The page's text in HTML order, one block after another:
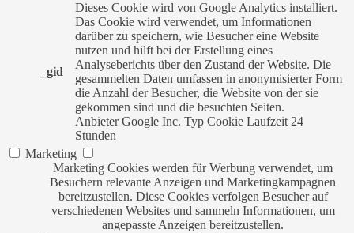
_gid
Dieses Cookie wird von Google Analytics installiert.
Das Cookie wird verwendet, um Informationen
darüber zu speichern, wie Besucher eine Website
nutzen und hilft bei der Erstellung eines
Analyseberichts über den Zustand der Website. Die
gesammelten Daten umfassen in anonymisierter Form
die Anzahl der Besucher, die Website von der sie
gekommen sind und die besuchten Seiten.
Anbieter Google Inc. Typ Cookie Laufzeit 24
Stunden
Marketing
Marketing Cookies werden für Werbung verwendet, um
Besuchern relevante Anzeigen und Marketingkampagnen
bereitzustellen. Diese Cookies verfolgen Besucher auf
verschiedenen Websites und sammeln Informationen, um
angepasste Anzeigen bereitzustellen.